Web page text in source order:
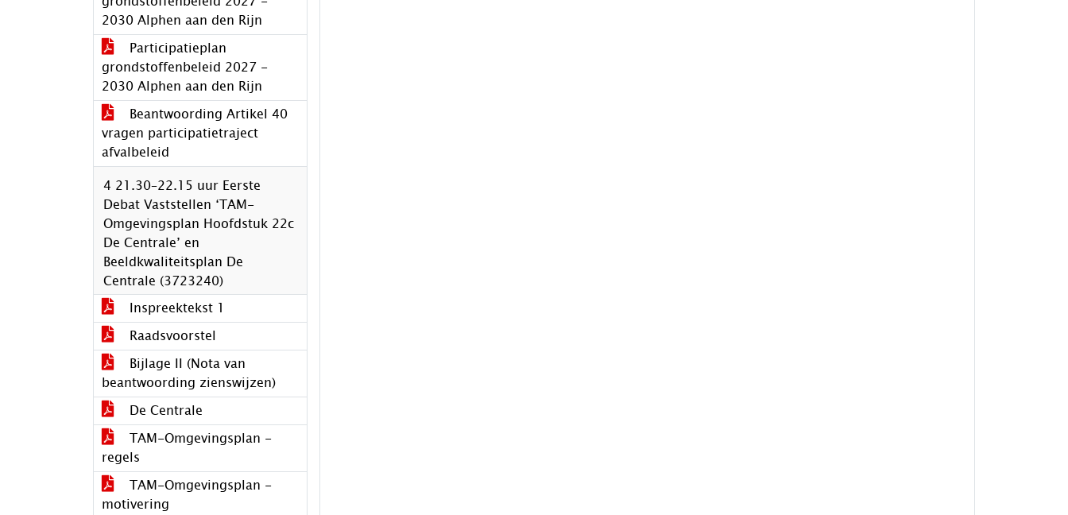
2030 Alphen aan den Rijn
Participatieplan
grondstoffenbeleid 2027 -
2030 Alphen aan den Rijn
Beantwoording Artikel 40
vragen participatietraject
afvalbeleid
4 21.30–22.15 uur Eerste
Debat Vaststellen ‘TAM-
Omgevingsplan Hoofdstuk 22c
De Centrale’ en
Beeldkwaliteitsplan De
Centrale (3723240)
Inspreektekst 1
Raadsvoorstel
Bijlage II (Nota van
beantwoording zienswijzen)
De Centrale
TAM-Omgevingsplan -
regels
TAM-Omgevingsplan -
motivering